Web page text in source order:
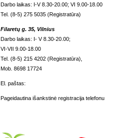
Darbo laikas: I-V 8.30-20.00; VI 9.00-18.00
Tel. (8-5) 275 5035 (Registratūra)
Filaretų g. 35, Vilnius
Darbo laikas: I- V 8.30-20.00;
VI-VII 9.00-18.00
Tel. (8-5) 215 4202 (Registratūra),
Mob. 8698 17724
El. paštas:
Pageidautina išankstinė registracija telefonu